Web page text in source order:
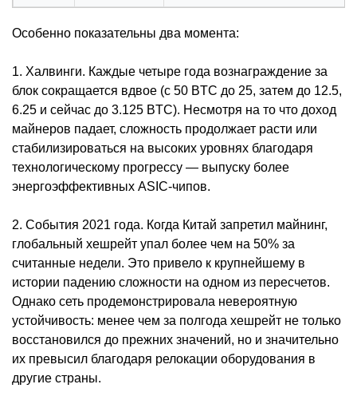
Особенно показательны два момента:
1. Халвинги. Каждые четыре года вознаграждение за
блок сокращается вдвое (с 50 BTC до 25, затем до 12.5,
6.25 и сейчас до 3.125 BTC). Несмотря на то что доход
майнеров падает, сложность продолжает расти или
стабилизироваться на высоких уровнях благодаря
технологическому прогрессу — выпуску более
энергоэффективных ASIC-чипов.
2. События 2021 года. Когда Китай запретил майнинг,
глобальный хешрейт упал более чем на 50% за
считанные недели. Это привело к крупнейшему в
истории падению сложности на одном из пересчетов.
Однако сеть продемонстрировала невероятную
устойчивость: менее чем за полгода хешрейт не только
восстановился до прежних значений, но и значительно
их превысил благодаря релокации оборудования в
другие страны.